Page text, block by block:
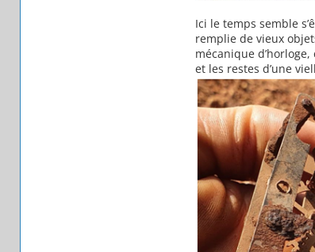
Ici le temps semble
remplie de vieux
mécanique
et les restes d’une